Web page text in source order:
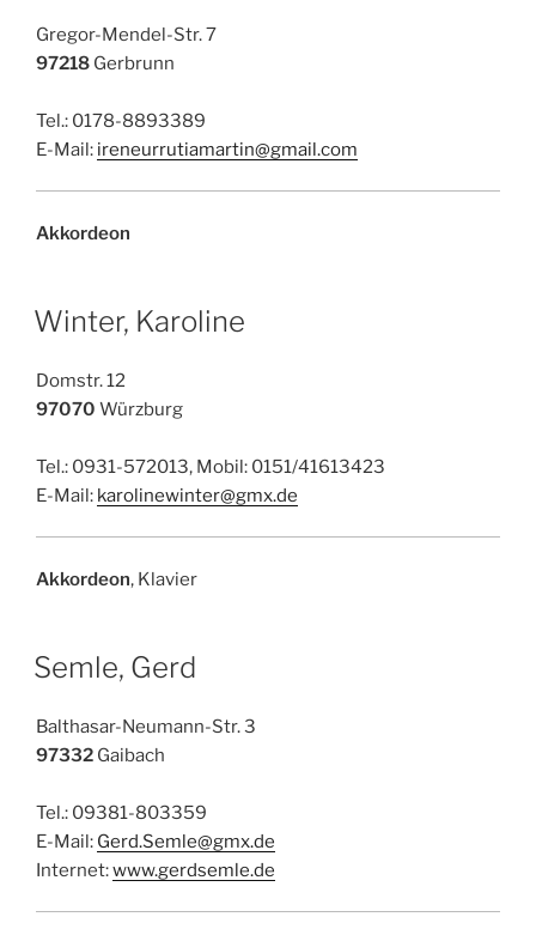
Gregor-Mendel-Str. 7
97218 Gerbrunn
Tel.: 0178-8893389
E-Mail: ireneurrutiamartin@gmail.com
Akkordeon
Winter, Karoline
Domstr. 12
97070 Würzburg
Tel.: 0931-572013, Mobil: 0151/41613423
E-Mail: karolinewinter@gmx.de
Akkordeon, Klavier
Semle, Gerd
Balthasar-Neumann-Str. 3
97332 Gaibach
Tel.: 09381-803359
E-Mail: Gerd.Semle@gmx.de
Internet:www.gerdsemle.de